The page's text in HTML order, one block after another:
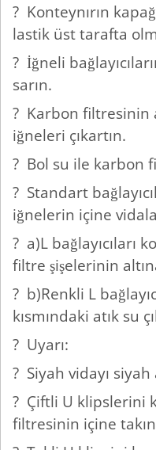
? Konteynırın
lastik üst tarafta
? İğneli
sarın.
? Karbon filtresinin
iğneleri çıkartın.
? Bol su ile karbon
? Standart
iğnelerin içine
? a)L bağlayıcıları
filtre şişelerinin
? b)Renkli L
kısmındaki atık su
? Uyarı:
? Siyah vidayı
? Çiftli U klipslerini
filtresinin içine